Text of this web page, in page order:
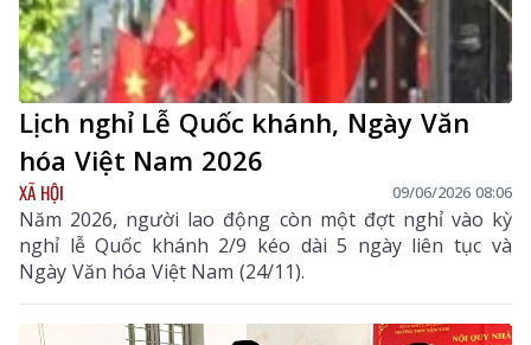
Lịch nghỉ Lễ Quốc khánh, Ngày Văn
hóa Việt Nam 2026
XÃ HỘI 09/06/2026 08:06
Năm 2026, người lao động còn một đợt nghỉ vào kỳ
nghỉ lễ Quốc khánh 2/9 kéo dài 5 ngày liên tục và
Ngày Văn hóa Việt Nam (24/11).